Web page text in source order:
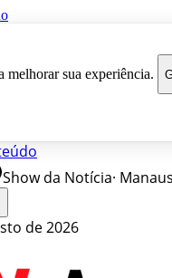
melhorar sua experiência.
Show da Notícia· Manaus
de 2026